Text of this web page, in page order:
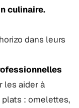
culinaire.
dans leurs
les aider à
: omelettes,